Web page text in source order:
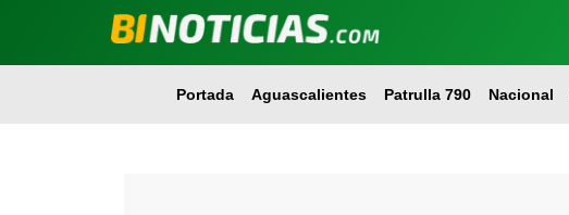
Portada Aguascalientes Patrulla 790 Nacional